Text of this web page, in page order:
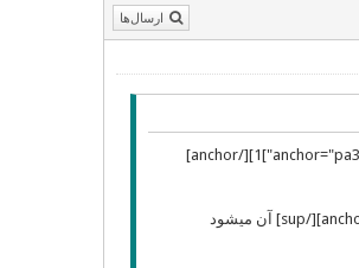
ارسال‌ها
[sup][aname="rpa32ad16ac317c4c6488dd3eb6024fb71d"][[/aname][anchor="pa32ad16ac317c4c6488dd3eb6024fb71d"]1][/anchor]
[aname="rpa3a2487d39f9e4a1c95a824a0307f51ca"][[/aname][anchor="pa3a2487d39f9e4a1c95a824a0307f51ca"]3][/anchor][/sup] آن میشود